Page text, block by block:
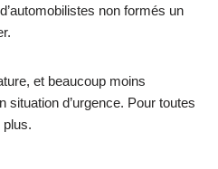
non formés un
et beaucoup moins
situation d’urgence. Pour toutes
plus.